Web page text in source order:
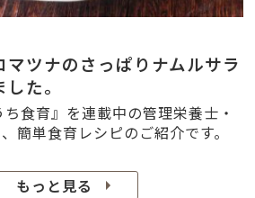
ツナのさっぱりナムルサラ
た。
ち食育』を連載中の管理栄養士・
簡単食育レシピのご紹介です。
もっと見る